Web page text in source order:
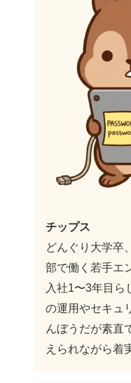
チップス
どんぐり大学卒
部で働く若手エ
入社1〜3年目ら
の運用やセキュ
んぼうだが素直
えられながら着